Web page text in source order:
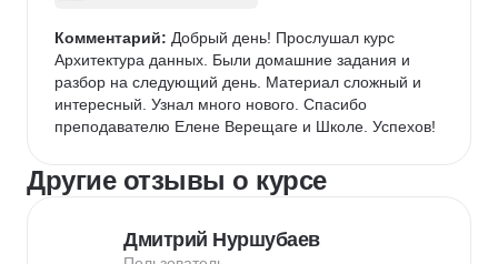
Комментарий: Добрый день! Прослушал курс
Архитектура данных. Были домашние задания и
разбор на следующий день. Материал сложный и
интересный. Узнал много нового. Спасибо
преподавателю Елене Верещаге и Школе. Успехов!
Другие отзывы о курсе
Дмитрий Нуршубаев